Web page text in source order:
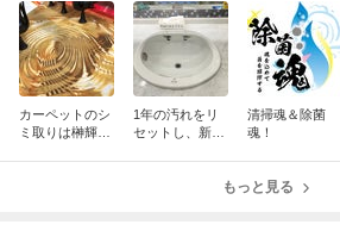
カーペットのシ
ミ取りは榊輝社
1年の汚れをリ
セットし、新た
清掃魂＆除菌
魂！
もっと見る